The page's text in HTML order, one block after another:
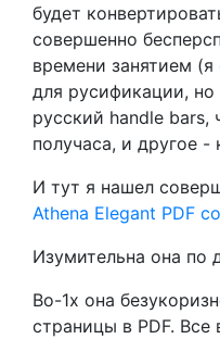
будет
совершенно
времени занятием (я
для русификации,
русский handle bars,
получаса, и другое -
И тут я нашел
Athena Elegant PDF
Изумительна она по
Во-1х она
страницы в PDF. Все